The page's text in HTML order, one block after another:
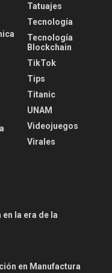
Tatuajes
Tecnología
Tecnología
Blockchain
TikTok
Tips
Titanic
UNAM
Videojuegos
Virales
la era de la
en Manufactura